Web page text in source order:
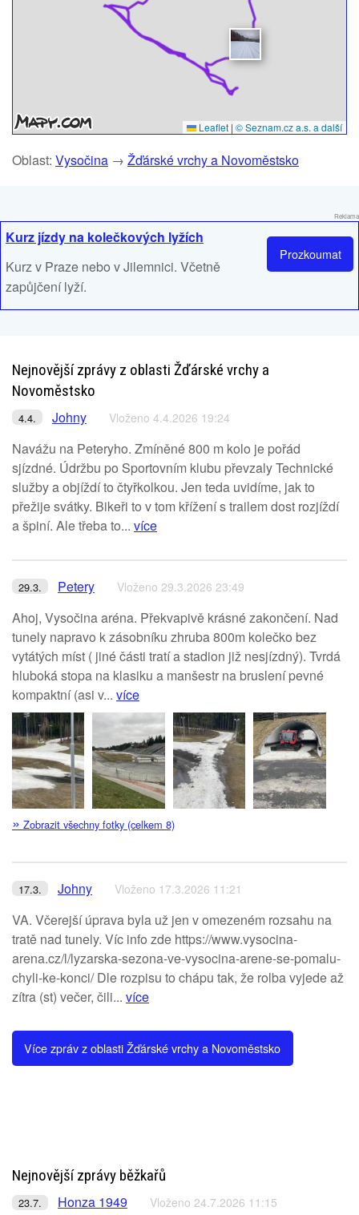
Leaflet | © Seznam.cz a.s. a další
Oblast: Vysočina → Žďárské vrchy a Novoměstsko
Reklama
Prozkoumat
Kurz jízdy na kolečkových lyžích
Kurz v Praze nebo v Jilemnici. Včetně
zapůjčení lyží.
Nejnovější zprávy z oblasti Žďárské vrchy a
Novoměstsko
4.4. Johny Vloženo 4.4.2026 19:24
Navážu na Peteryho. Zmíněné 800 m kolo je pořád
sjízdné. Údržbu po Sportovním klubu převzaly Technické
služby a objíždí to čtyřkolkou. Jen teda uvidíme, jak to
přežije svátky. Bikeři to v tom křížení s trailem dost rozjíždí
a špiní. Ale třeba to... více
29.3. Petery Vloženo 29.3.2026 23:49
Ahoj, Vysočina aréna. Překvapivě krásné zakončení. Nad
tunely napravo k zásobníku zhruba 800m kolečko bez
vytátých míst ( jiné části tratí a stadion již nesjízdný). Tvrdá
hluboká stopa na klasiku a manšestr na bruslení pevné
kompaktní (asi v... více
» Zobrazit všechny fotky (celkem 8)
17.3. Johny Vloženo 17.3.2026 11:21
VA. Včerejší úprava byla už jen v omezeném rozsahu na
tratě nad tunely. Víc info zde https://www.vysocina-
arena.cz/l/lyzarska-sezona-ve-vysocina-arene-se-pomalu-
chyli-ke-konci/ Dle rozpisu to chápu tak, že rolba vyjede až
zítra (st) večer, čili... více
Více zpráv z oblasti Žďárské vrchy a Novoměstsko
Nejnovější zprávy běžkařů
23.7. Honza 1949 Vloženo 24.7.2026 11:15